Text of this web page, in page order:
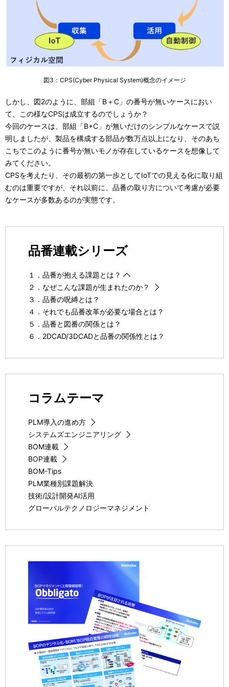
図3：CPS(Cyber Physical System)概念のイメージ
しかし、図2のように、部組「B＋C」の番号が無いケースにおい
て、この様なCPSは成立するのでしょうか？
今回のケースは、部組「B+C」が無いだけのシンプルなケースで説
明しましたが、製品を構成する部品が数万点以上になり、そのあち
こちでこのように番号が無いモノが存在しているケースを想像して
みてください。
CPSを考えたり、その最初の第一歩としてIoTでの見える化に取り組
むのは重要ですが、それ以前に、品番の取り方について考慮が必要
なケースが多数あるのが実態です。
品番連載シリーズ
１．品番が抱える課題とは？
２．なぜこんな課題が生まれたのか？
３．品番の呪縛とは？
４．それでも品番改革が必要な場合とは？
５．品番と図番の関係とは？
６．2DCAD/3DCADと品番の関係性とは？
コラムテーマ
PLM導入の進め方
システムズエンジニアリング
BOM連載
BOP連載
BOM-Tips
PLM業種別課題解決
技術/設計開発AI活用
グローバルテクノロジーマネジメント